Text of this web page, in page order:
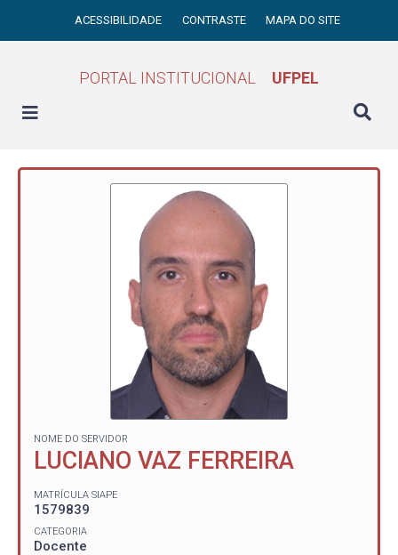
ACESSIBILIDADE CONTRASTE MAPA DO SITE
PORTAL INSTITUCIONAL UFPEL
NOME DO SERVIDOR
LUCIANO VAZ FERREIRA
MATRÍCULA SIAPE
1579839
CATEGORIA
Docente